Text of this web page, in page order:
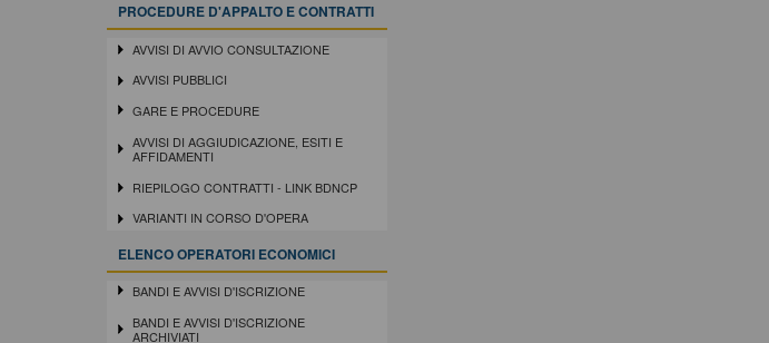
PROCEDURE D'APPALTO E CONTRATTI
AVVISI DI AVVIO CONSULTAZIONE
AVVISI PUBBLICI
GARE E PROCEDURE
AVVISI DI AGGIUDICAZIONE, ESITI E
AFFIDAMENTI
RIEPILOGO CONTRATTI - LINK BDNCP
VARIANTI IN CORSO D'OPERA
ELENCO OPERATORI ECONOMICI
BANDI E AVVISI D'ISCRIZIONE
BANDI E AVVISI D'ISCRIZIONE
ARCHIVIATI